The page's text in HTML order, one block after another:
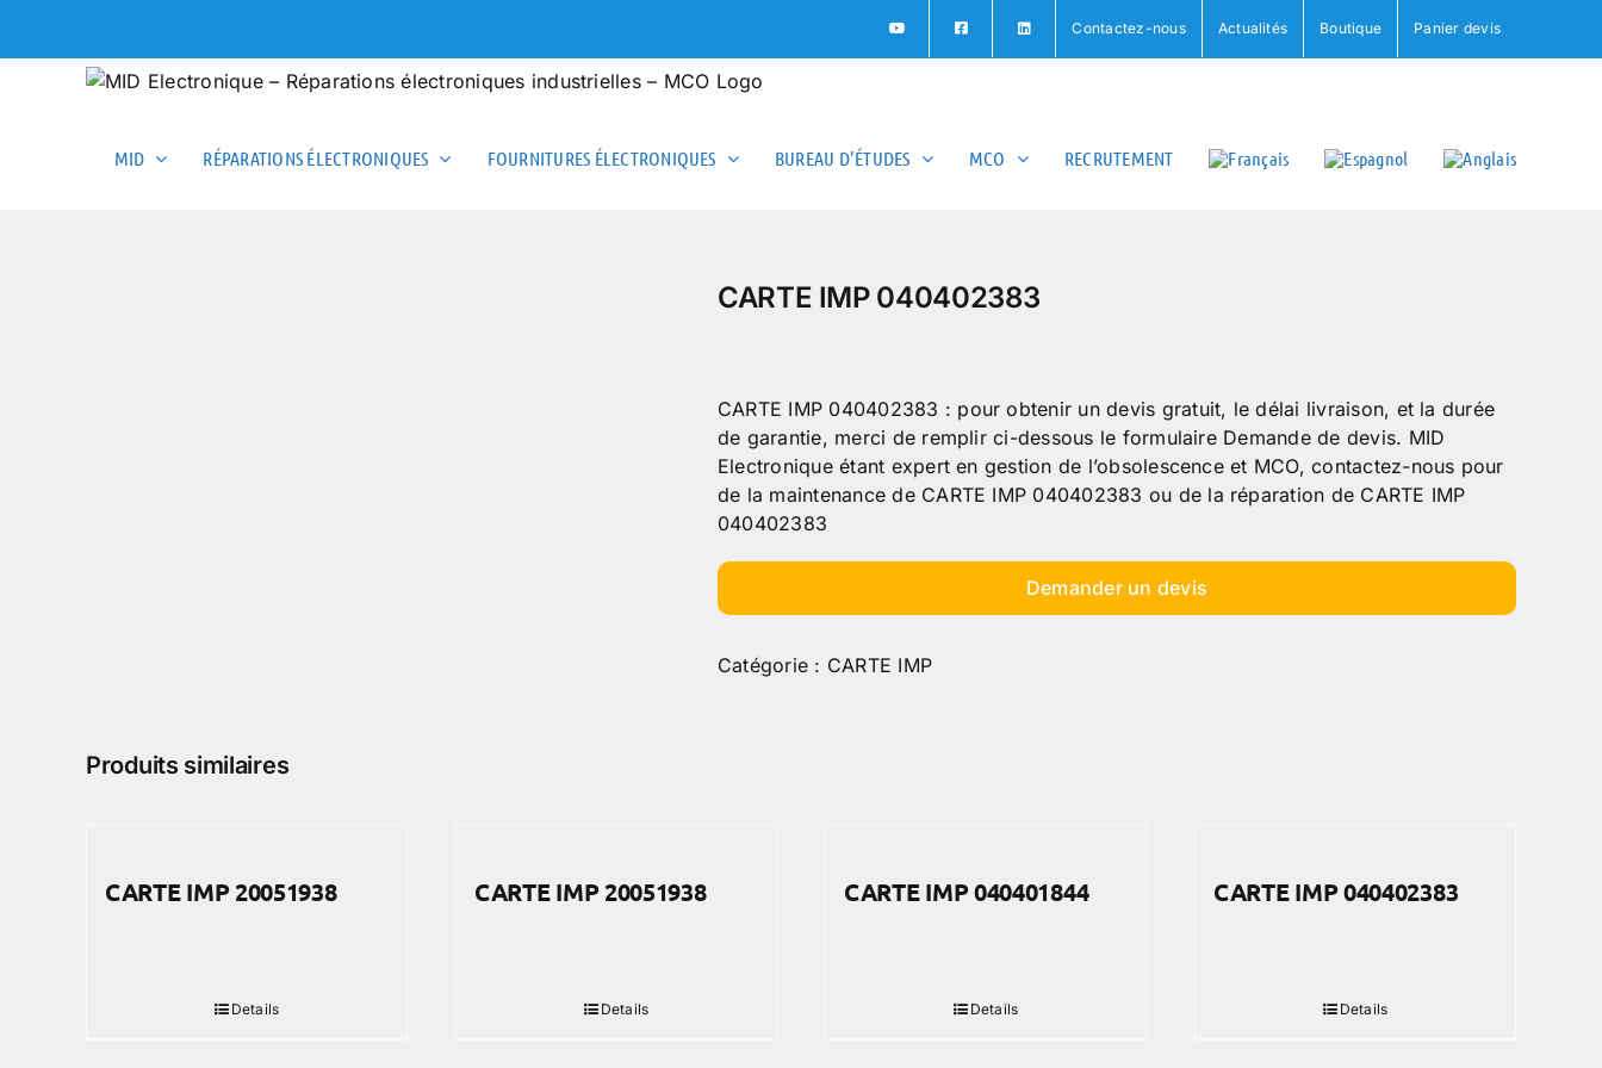
Contactez-nous Actualités Boutique Panier devis
MID RÉPARATIONS ÉLECTRONIQUES FOURNITURES ÉLECTRONIQUES BUREAU D’ÉTUDES MCO RECRUTEMENT
CARTE IMP 040402383
CARTE IMP 040402383 : pour obtenir un devis gratuit, le délai livraison, et la durée
de garantie, merci de remplir ci-dessous le formulaire Demande de devis. MID
Electronique étant expert en gestion de l’obsolescence et MCO, contactez-nous pour
de la maintenance de CARTE IMP 040402383 ou de la réparation de CARTE IMP
040402383
Demander un devis
Catégorie : CARTE IMP
Produits similaires
CARTE IMP 20051938
Details
CARTE IMP 20051938
Details
CARTE IMP 040401844
Details
CARTE IMP 040402383
Details